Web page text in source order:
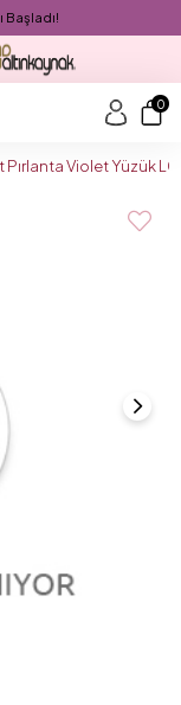
Başladı!
0
Pırlanta Violet Yüzük